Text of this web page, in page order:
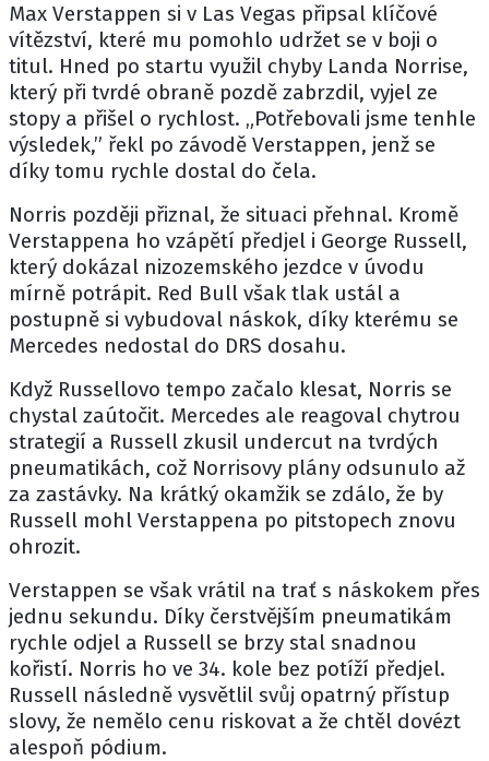
Max Verstappen si v Las Vegas připsal klíčové
vítězství, které mu pomohlo udržet se v boji o
titul. Hned po startu využil chyby Landa Norrise,
který při tvrdé obraně pozdě zabrzdil, vyjel ze
stopy a přišel o rychlost. „Potřebovali jsme tenhle
výsledek,” řekl po závodě Verstappen, jenž se
díky tomu rychle dostal do čela.
Norris později přiznal, že situaci přehnal. Kromě
Verstappena ho vzápětí předjel i George Russell,
který dokázal nizozemského jezdce v úvodu
mírně potrápit. Red Bull však tlak ustál a
postupně si vybudoval náskok, díky kterému se
Mercedes nedostal do DRS dosahu.
Když Russellovo tempo začalo klesat, Norris se
chystal zaútočit. Mercedes ale reagoval chytrou
strategií a Russell zkusil undercut na tvrdých
pneumatikách, což Norrisovy plány odsunulo až
za zastávky. Na krátký okamžik se zdálo, že by
Russell mohl Verstappena po pitstopech znovu
ohrozit.
Verstappen se však vrátil na trať s náskokem přes
jednu sekundu. Díky čerstvějším pneumatikám
rychle odjel a Russell se brzy stal snadnou
kořistí. Norris ho ve 34. kole bez potíží předjel.
Russell následně vysvětlil svůj opatrný přístup
slovy, že nemělo cenu riskovat a že chtěl dovézt
alespoň pódium.